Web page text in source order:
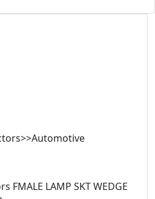
FMALE LAMP SKT WEDGE